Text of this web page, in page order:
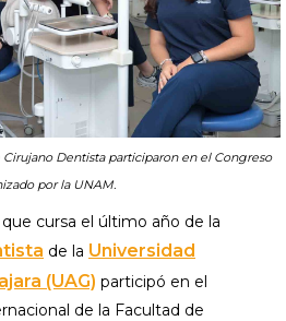
Dentista participaron en el Congreso
por la UNAM.
cursa el último año de la
de la Universidad
(UAG) participó en el
de la Facultad de